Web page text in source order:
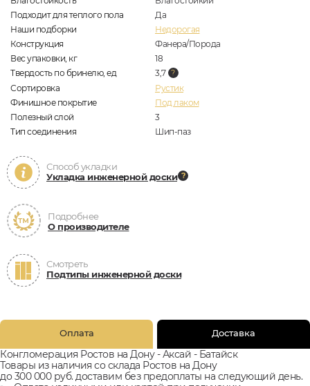
Подходит для теплого пола
Да
Наши подборки
Недорогая
Конструкция
Фанера/Порода
Вес упаковки, кг
18
Твердость по бринелю, ед
3,7
Сортировка
Рустик
Финишное покрытие
Под лаком
Полезный слой
3
Тип соединения
Шип-паз
Способ укладки
Укладка инженерной доски
Подробнее
О производителе
Смотреть
Подтипы инженерной доски
Оплата Доставка
Конгломерация Ростов на Дону - Аксай - Батайск
Товары из наличия со склада Ростов на Дону
до 300 000 руб. доставим без предоплаты на следующий день.